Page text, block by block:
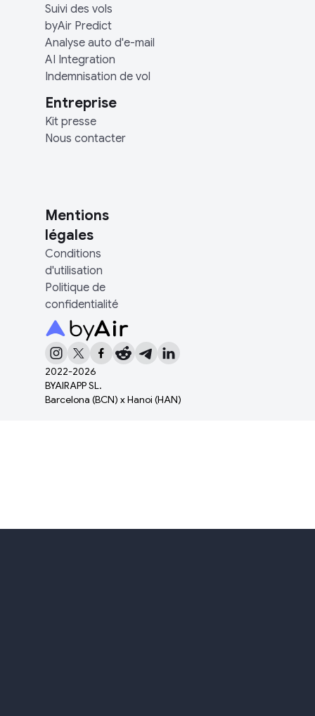
2022-2026
BYAIRAPP SL.
Barcelona (BCN) x Hanoi (HAN)
Suivi des vols
byAir Predict
Analyse auto d'e-mail
AI Integration
Indemnisation de vol
Entreprise
Kit presse
Nous contacter
Mentions
légales
Conditions
d'utilisation
Politique de
confidentialité